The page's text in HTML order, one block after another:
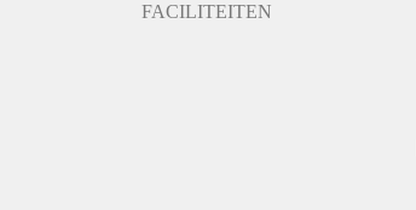
FACILITEITEN